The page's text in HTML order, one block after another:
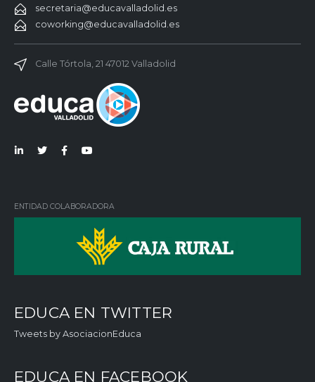
secretaria@educavalladolid.es
coworking@educavalladolid.es
Calle Tórtola, 21 47012 Valladolid
ENTIDAD COLABORADORA
EDUCA EN TWITTER
Tweets by AsociacionEduca
EDUCA EN FACEBOOK